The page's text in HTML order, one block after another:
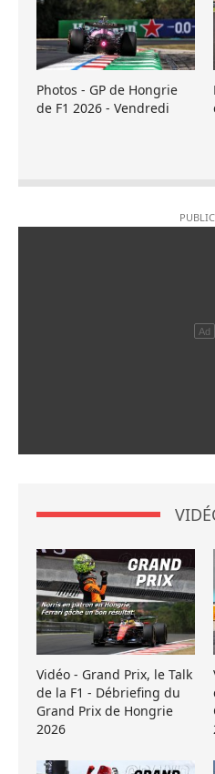
Photos - GP de Hongrie
de F1 2026 - Vendredi
Vidéo - Grand Prix, le Talk
de la F1 - Débriefing du
Grand Prix de Hongrie
2026